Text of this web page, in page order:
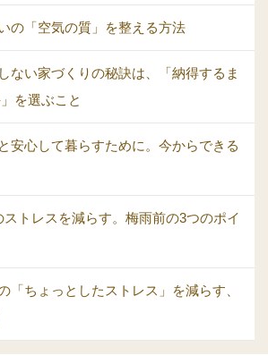
の「空気の質」を整える方法
ない家づくりの秘訣は、「納得するま
を選ぶこと
安心して暮らすために。今からできる
ストレスを減らす。梅雨前の3つのポイ
「ちょっとしたストレス」を減らす、